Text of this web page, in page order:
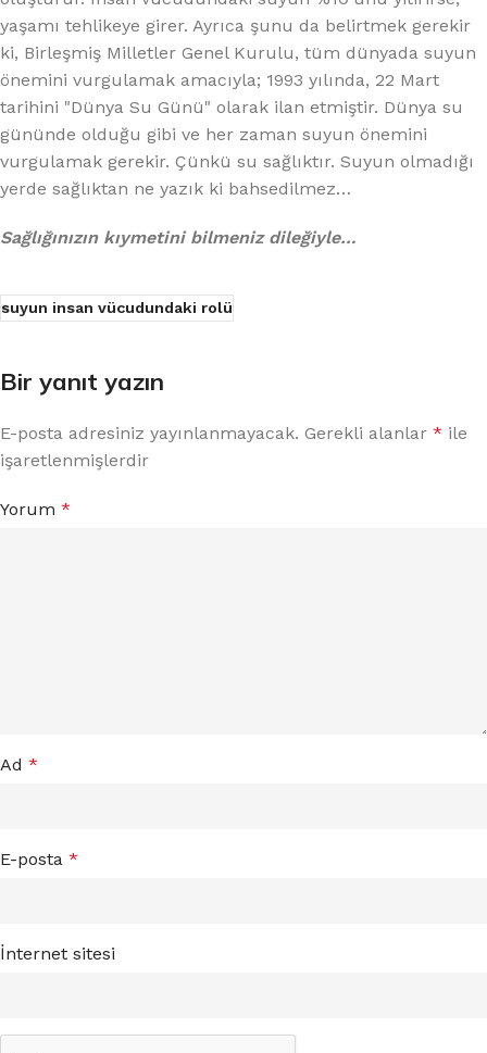
yaşamı tehlikeye girer. Ayrıca şunu da belirtmek gerekir
ki, Birleşmiş Milletler Genel Kurulu, tüm dünyada suyun
önemini vurgulamak amacıyla; 1993 yılında, 22 Mart
tarihini "Dünya Su Günü" olarak ilan etmiştir. Dünya su
gününde olduğu gibi ve her zaman suyun önemini
vurgulamak gerekir. Çünkü su sağlıktır. Suyun olmadığı
yerde sağlıktan ne yazık ki bahsedilmez…
Sağlığınızın kıymetini bilmeniz dileğiyle…
suyun insan vücudundaki rolü
Bir yanıt yazın
E-posta adresiniz yayınlanmayacak. Gerekli alanlar * ile
işaretlenmişlerdir
Yorum *
Ad *
E-posta *
İnternet sitesi